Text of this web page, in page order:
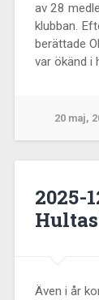
av 28
klubban.
berättade
var ökänd i
20 maj,
2025-
Även i år